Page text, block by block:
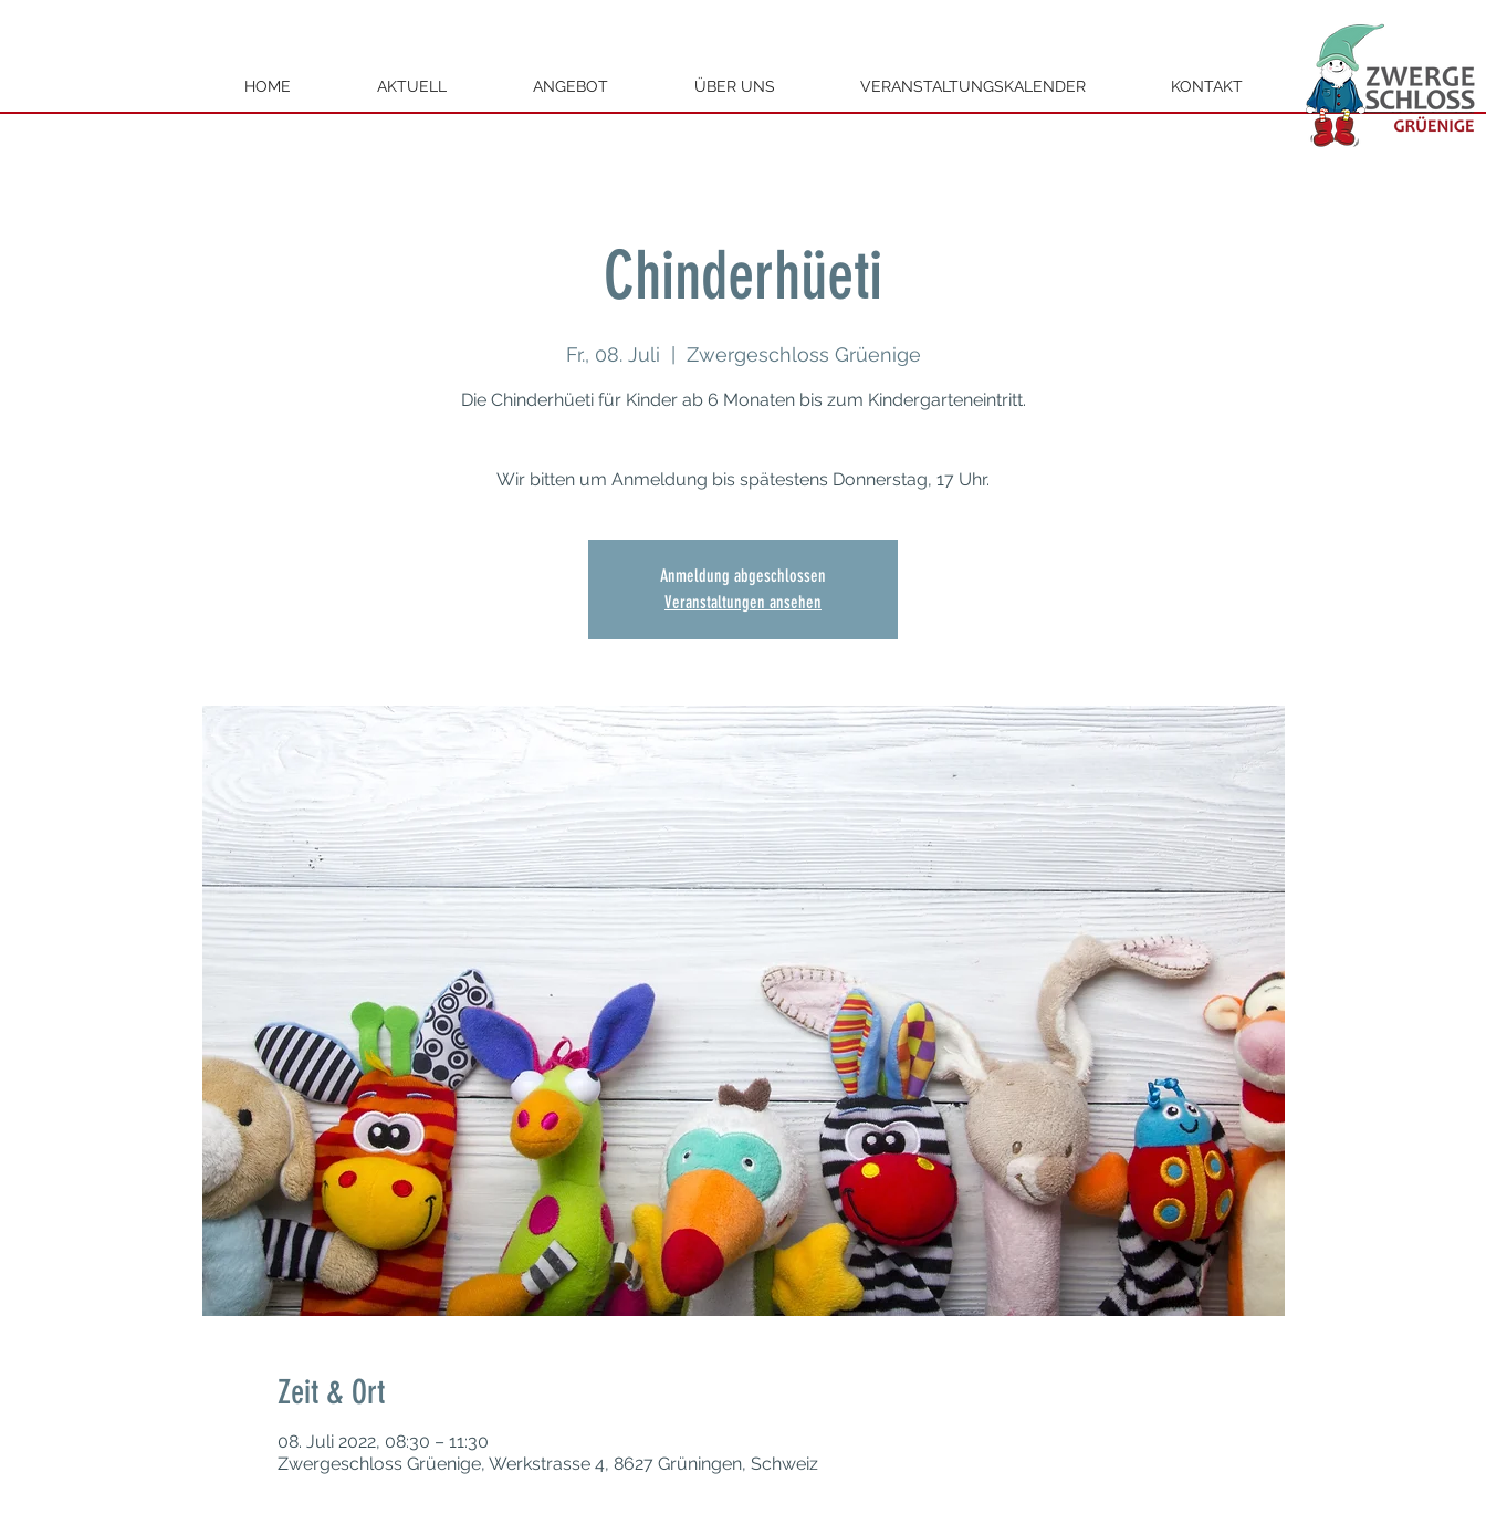
HOME AKTUELL ANGEBOT ÜBER UNS VERANSTALTUNGSKALENDER KONTAKT
Chinderhüeti
Fr., 08. Juli Zwergeschloss Grüenige
Die Chinderhüeti für Kinder ab 6 Monaten bis zum Kindergarteneintritt.
Wir bitten um Anmeldung bis spätestens Donnerstag, 17 Uhr.
Anmeldung abgeschlossen
Veranstaltungen ansehen
Zeit & Ort
08. Juli 2022, 08:30 – 11:30
Zwergeschloss Grüenige, Werkstrasse 4, 8627 Grüningen, Schweiz